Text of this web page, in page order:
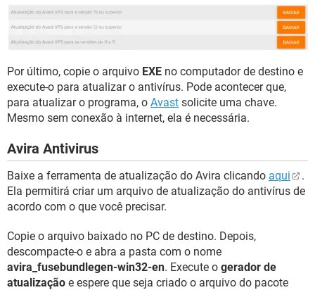
Por último, copie o arquivo EXE no computador de destino e
execute-o para atualizar o antivírus. Pode acontecer que,
para atualizar o programa, o Avast solicite uma chave.
Mesmo sem conexão à internet, ela é necessária.
Avira Antivirus
Baixe a ferramenta de atualização do Avira clicando aqui
.
Ela permitirá criar um arquivo de atualização do antivírus de
acordo com o que você precisar.
Copie o arquivo baixado no PC de destino. Depois,
descompacte-o e abra a pasta com o nome
avira_fusebundlegen-win32-en. Execute o gerador de
atualização e espere que seja criado o arquivo do pacote